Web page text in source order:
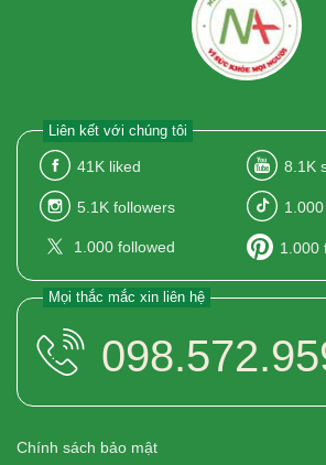
Liên kết với chúng tôi
41K liked 8.1K
5.1K followers 1.000
1.000 followed 1.000
Mọi thắc mắc xin liên hệ
Chính sách bảo mật